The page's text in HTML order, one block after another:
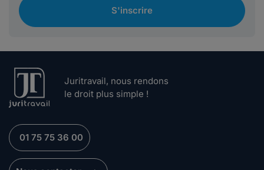
S'inscrire
Juritravail, nous rendons
le droit plus simple !
01 75 75 36 00